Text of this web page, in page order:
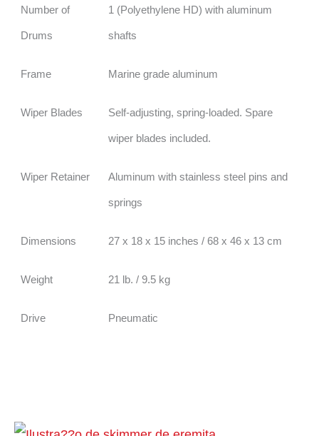
Number of
Drums
1 (Polyethylene HD) with aluminum
shafts
Frame Marine grade aluminum
Wiper Blades Self-adjusting, spring-loaded. Spare
wiper blades included.
Wiper Retainer Aluminum with stainless steel pins and
springs
Dimensions 27 x 18 x 15 inches / 68 x 46 x 13 cm
Weight 21 lb. / 9.5 kg
Drive Pneumatic